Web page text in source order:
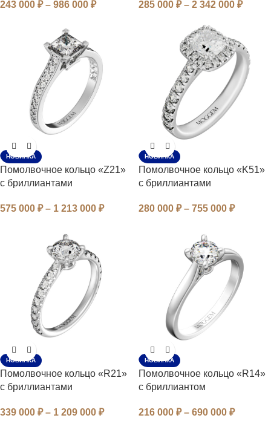
243 000 ₽ – 986 000 ₽ 285 000 ₽ – 2 342 000 ₽
НОВИНКА
Помолвочное кольцо «Z21»
с бриллиантами
575 000 ₽ – 1 213 000 ₽
НОВИНКА
Помолвочное кольцо «K51»
с бриллиантами
280 000 ₽ – 755 000 ₽
НОВИНКА
Помолвочное кольцо «R21»
с бриллиантами
339 000 ₽ – 1 209 000 ₽
НОВИНКА
Помолвочное кольцо «R14»
с бриллиантом
216 000 ₽ – 690 000 ₽